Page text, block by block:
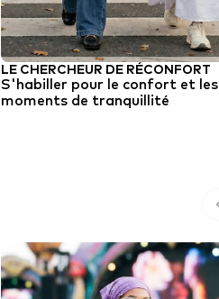
LE CHERCHEUR DE RÉCONFORT
S'habiller pour le confort et les
moments de tranquillité